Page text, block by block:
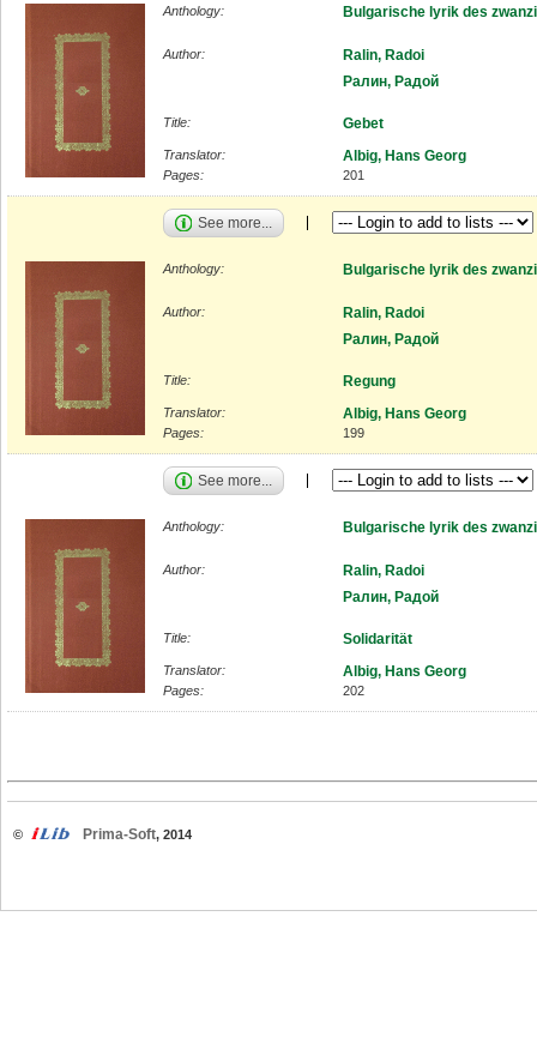
Anthology: Bulgarische lyrik des
Author:
Ralin, Radoi
Ралин, Радой
Title: Gebet
Translator: Albig, Hans Georg
Pages: 201
See more...
Anthology: Bulgarische lyrik des
Author:
Ralin, Radoi
Ралин, Радой
Title: Regung
Translator: Albig, Hans Georg
Pages: 199
See more...
Anthology: Bulgarische lyrik des
Author:
Ralin, Radoi
Ралин, Радой
Title: Solidarität
Translator: Albig, Hans Georg
Pages: 202
© Prima-Soft, 2014